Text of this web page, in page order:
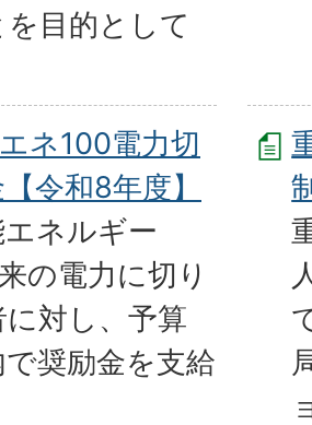
目的として
ネ100電力切
令和8年度】
ネルギー
の電力に切り
対し、予算
奨励金を支給